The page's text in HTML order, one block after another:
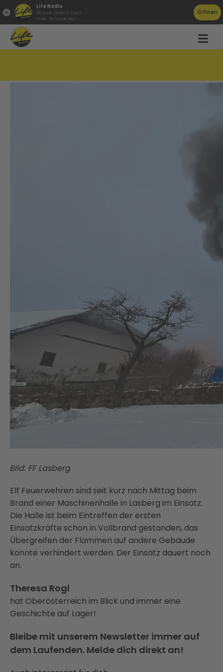
Life Radio
Life Radio GmbH & Co.KG
Gratis - in Google Play
Öffnen
Bild: FF Lasberg
Elf Feuerwehren sind seit kurz nach Mittag beim
Brand einer Maschinenhalle in Lasberg im Einsatz.
Die Halle ist beim Eintreffen der ersten
Einsatzkräfte schon in Vollbrand gestanden, das
Übergreifen der Flammen auf andere Gebäude
konnte verhindert werden. Der Einsatz dauert noch
an.
Theresa Rogl
hat Oberösterreich im Blick und immer eine
Geschichte auf Lager!
Bleibe mit unserem Newsletter immer auf
dem Laufenden. Melde dich direkt an!